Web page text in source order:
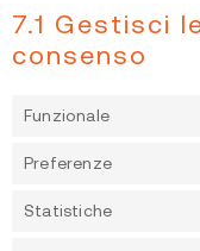
7.1 Gestisci
consenso
Funzionale
Preferenze
Statistiche